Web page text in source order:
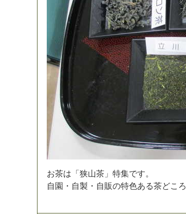
お茶は 「 狭山茶 」 特集です。
自 園 ・ 自製 ・ 自販の特色ある茶どこ ろ